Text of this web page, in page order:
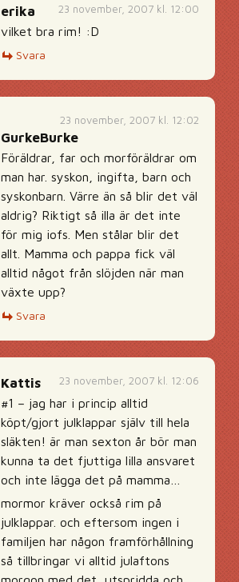
23 november, 2007 kl. 12:00
erika
vilket bra rim! :D
Svara
23 november, 2007 kl. 12:02
GurkeBurke
Föräldrar, far och morföräldrar om
man har. syskon, ingifta, barn och
syskonbarn. Värre än så blir det väl
aldrig? Riktigt så illa är det inte
för mig iofs. Men stålar blir det
allt. Mamma och pappa fick väl
alltid något från slöjden när man
växte upp?
Svara
23 november, 2007 kl. 12:06
Kattis
#1 – jag har i princip alltid
köpt/gjort julklappar själv till hela
släkten! är man sexton år bör man
kunna ta det fjuttiga lilla ansvaret
och inte lägga det på mamma…
mormor kräver också rim på
julklappar. och eftersom ingen i
familjen har någon framförhållning
så tillbringar vi alltid julaftons